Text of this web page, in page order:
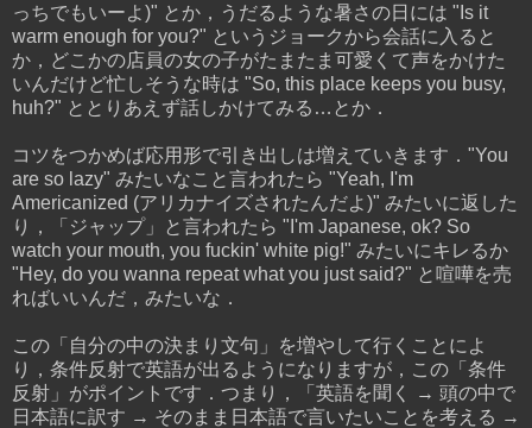
っちでもいーよ)" とか，うだるような暑さの日には "Is it
warm enough for you?" というジョークから会話に入ると
か，どこかの店員の女の子がたまたま可愛くて声をかけた
いんだけど忙しそうな時は "So, this place keeps you busy,
huh?" ととりあえず話しかけてみる…とか．
コツをつかめば応用形で引き出しは増えていきます．"You
are so lazy" みたいなこと言われたら "Yeah, I'm
Americanized (アリカナイズされたんだよ)" みたいに返した
り，「ジャップ」と言われたら "I'm Japanese, ok? So
watch your mouth, you fuckin' white pig!" みたいにキレるか
"Hey, do you wanna repeat what you just said?" と喧嘩を売
ればいいんだ，みたいな．
この「自分の中の決まり文句」を増やして行くことによ
り，条件反射で英語が出るようになりますが，この「条件
反射」がポイントです．つまり，「英語を聞く → 頭の中で
日本語に訳す → そのまま日本語で言いたいことを考える →